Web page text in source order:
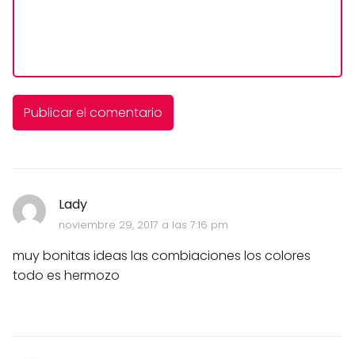
Lady
noviembre 29, 2017 a las 7:16 pm
muy bonitas ideas las combiaciones los colores
todo es hermozo